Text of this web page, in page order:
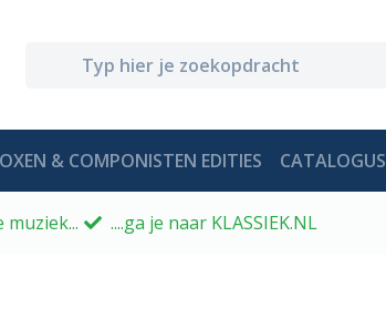
& COMPONISTEN EDITIES CATALOGUS
....ga je naar KLASSIEK.NL